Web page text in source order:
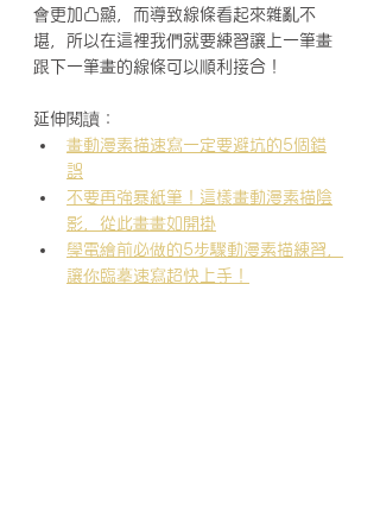
會更加凸顯，而導致線條看起來雜亂不
堪，所以在這裡我們就要練習讓上一筆畫
跟下一筆畫的線條可以順利接合！
延伸閱讀：
畫動漫素描速寫一定要避坑的5個錯
誤
不要再強暴紙筆！這樣畫動漫素描陰
影，從此畫畫如開掛
學電繪前必做的5步驟動漫素描練習，
讓你臨摹速寫超快上手！